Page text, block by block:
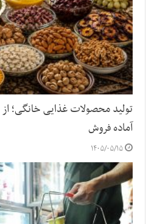
تولید محصولات غذایی خانگی؛
آماده فروش
۱۴۰۵/۰۵/۱۵